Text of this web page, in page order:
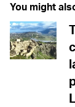
You might